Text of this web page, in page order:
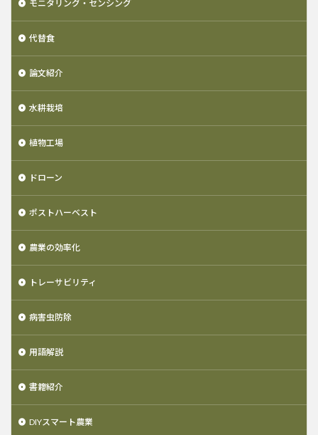
モニタリング・センシング
代替食
論文紹介
水耕栽培
植物工場
ドローン
ポストハーベスト
農業の効率化
トレーサビリティ
病害虫防除
用語解説
書籍紹介
DIYスマート農業